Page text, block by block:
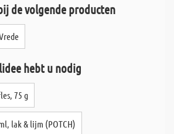
de volgende producten
hebt u nodig
75 g
lak & lijm (POTCH)